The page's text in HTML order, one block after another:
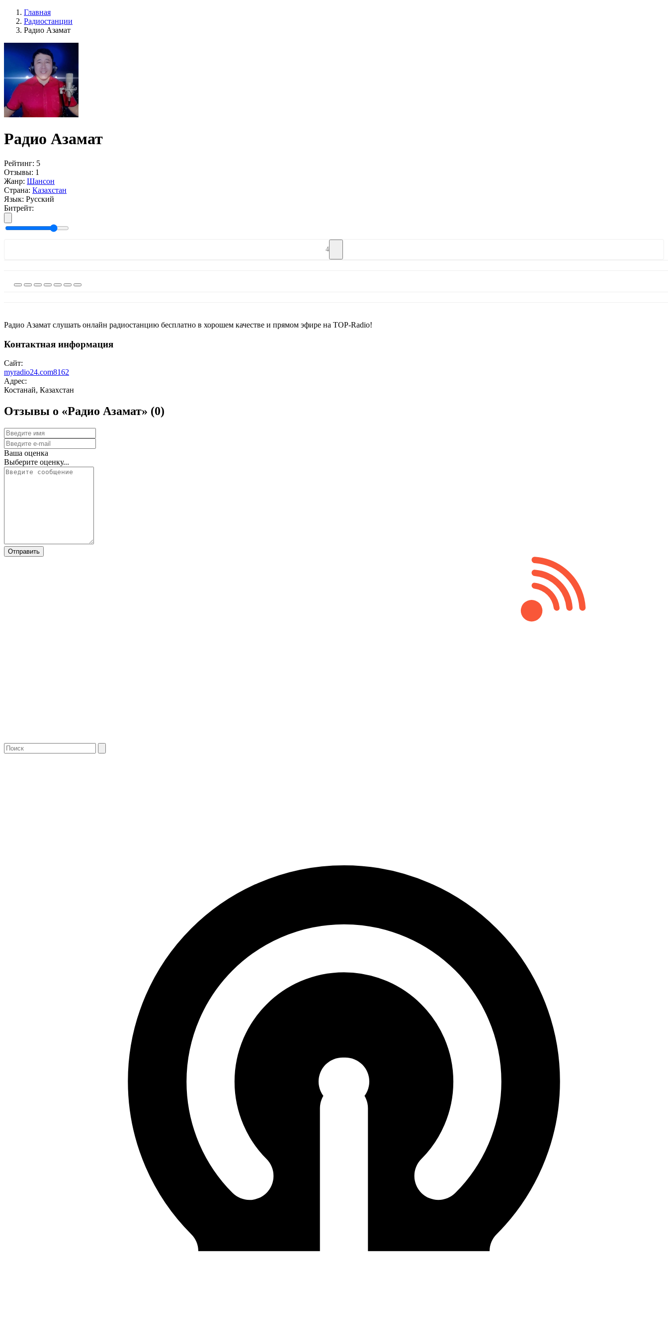
Главная
Радиостанции
Радио Азамат
Радио Азамат
Рейтинг: 5
Отзывы: 1
Жанр: Шансон
Страна: Казахстан
Язык: Русский
Битрейт:
4
Радио Азамат слушать онлайн радиостанцию бесплатно в хорошем качестве и прямом эфире на TOP-Radio!
Контактная информация
Сайт:
myradio24.com8162
Адрес:
Костанай, Казахстан
Отзывы о «Радио Азамат» (0)
Ваша оценка
Выберите оценку...
Отправить